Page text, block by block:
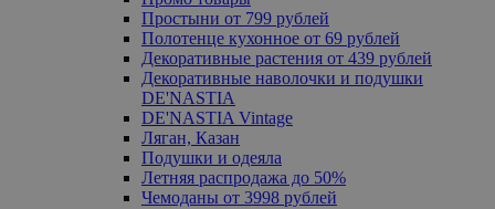
Простыни от 799 рублей
Полотенце кухонное от 69 рублей
Декоративные растения от 439 рублей
Декоративные наволочки и подушки
DE'NASTIA
DE'NASTIA Vintage
Ляган, Казан
Подушки и одеяла
Летняя распродажа до 50%
Чемоданы от 3998 рублей